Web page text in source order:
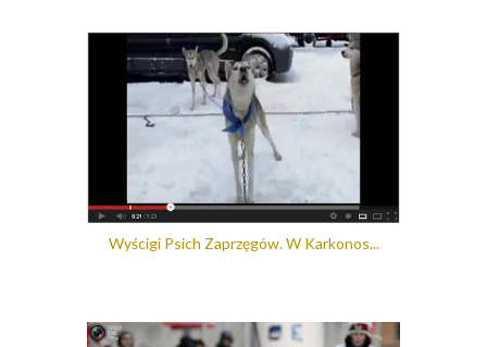
Wyścigi Psich Zaprzęgów. W Karkonos...